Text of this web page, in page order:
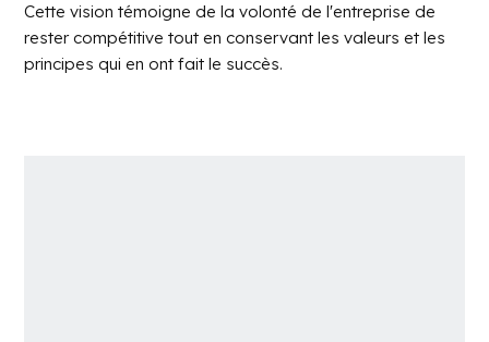
Cette vision témoigne de la volonté de l'entreprise de
rester compétitive tout en conservant les valeurs et les
principes qui en ont fait le succès.